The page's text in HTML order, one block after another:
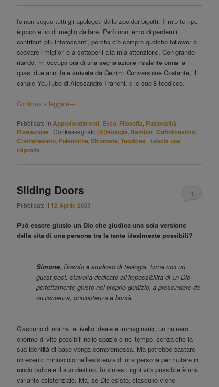
Io non seguo tutti gli apologeti dello zoo dei bigotti. Il mio tempo
è poco e ho di meglio da fare. Però non temo di perdermi i
contributi più interessanti, perché c’è sempre qualche follower a
scovare i migliori e a sottoporli alla mia attenzione. Con grande
ritardo, mi occupo ora di una segnalazione risalente ormai a
quasi due anni fa e arrivata da Gëzim: Conversione Costante, il
canale YouTube di Alessandro Franchi, e le sue 8 teodicee.
Continua a leggere→
Pubblicato in Approfondimenti Etica Filosofia Razionalità
Rivelazione |Contrassegnato (A)teologia Bambini ,Cattolicesimo
Cristianesimo Polemiche ,Stronzate ,Teodicea | Lascia una
risposta
Sliding Doors
Pubblicato il 12 Aprile 2023
1
Può essere giusto un Dio che giudica una sola versione
della vita di una persona tra le tante idealmente possibili?
Simone, filosofo e studioso di teologia, torna con un
guest post, stavolta dedicato all’impossibilità di un Dio
perfettamente giusto nel proprio giudizio, a prescindere da
onniscienza, onnipotenza e bontà.
Ciascuno di noi ha, a livello ideale e immaginario, un numero
enorme di vite possibili nello spazio e nel tempo, senza che la
sua identità di base venga compromessa. Ma potrebbe bastare
un evento minuscolo nell’esistenza di una persona per mutare in
modo radicale il suo destino. In sintesi: ogni vita possibile è una
variante esistenziale. Ma, se Dio esiste, ciascuno viene